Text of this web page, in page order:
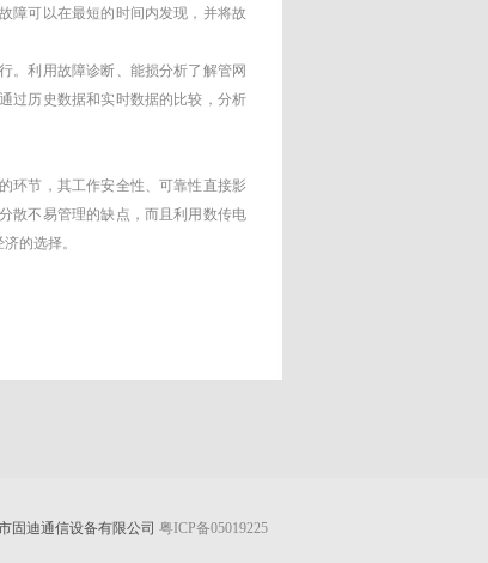
障可以在最短的时间内发现，并将故
。利用故障诊断、能损分析了解管网
过历史数据和实时数据的比较，分析
环节，其工作安全性、可靠性直接影
散不易管理的缺点，而且利用数传电
的选择。
固迪通信设备有限公司 粤ICP备05019225